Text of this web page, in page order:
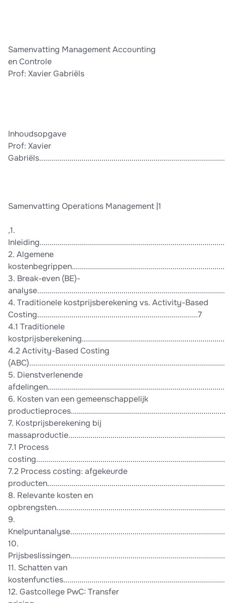
Samenvatting Management Accounting
en Controle
Prof: Xavier Gabriëls
Inhoudsopgave
Prof: Xavier
Samenvatting Operations Management |1
,1.
2. Algemene
3. Break-even (BE)-
4. Traditionele kostprijsberekening vs. Activity-Based
Costing................................................................................7
4.1 Traditionele
4.2 Activity-Based Costing
5. Dienstverlenende
6. Kosten van een gemeenschappelijk
7. Kostprijsberekening bij
7.1 Process
7.2 Process costing: afgekeurde
8. Relevante kosten en
9.
10.
11. Schatten van
12. Gastcollege PwC: Transfer